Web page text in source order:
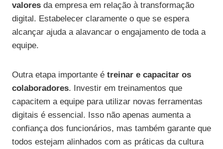
valores da empresa em relação à transformação
digital. Estabelecer claramente o que se espera
alcançar ajuda a alavancar o engajamento de toda a
equipe.
Outra etapa importante é treinar e capacitar os
colaboradores. Investir em treinamentos que
capacitem a equipe para utilizar novas ferramentas
digitais é essencial. Isso não apenas aumenta a
confiança dos funcionários, mas também garante que
todos estejam alinhados com as práticas da cultura